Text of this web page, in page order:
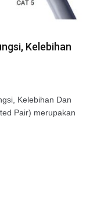
Kelebihan
Kelebihan Dan
Pair) merupakan